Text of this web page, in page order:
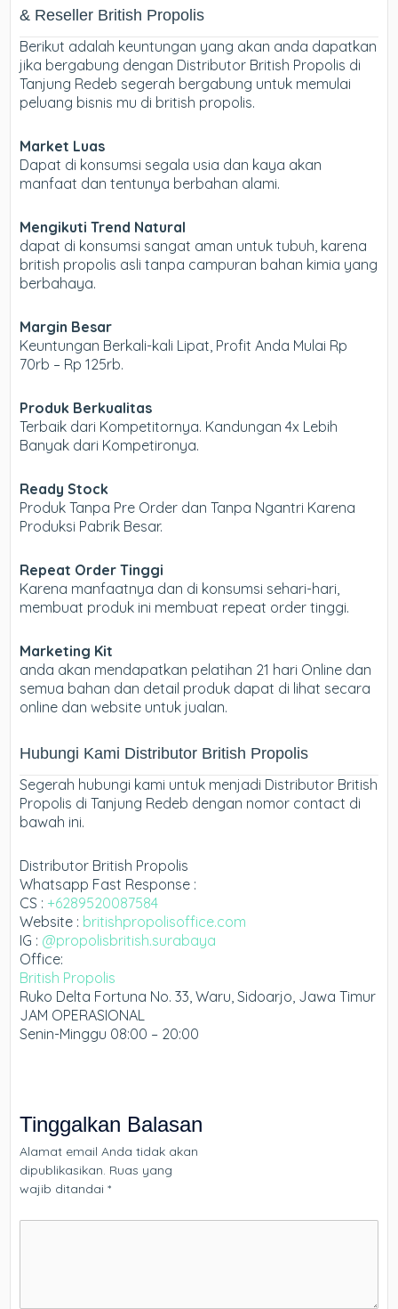
& Reseller British Propolis
Berikut adalah keuntungan yang akan anda dapatkan
jika bergabung dengan Distributor British Propolis di
Tanjung Redeb segerah bergabung untuk memulai
peluang bisnis mu di british propolis.
Market Luas
Dapat di konsumsi segala usia dan kaya akan
manfaat dan tentunya berbahan alami.
Mengikuti Trend Natural
dapat di konsumsi sangat aman untuk tubuh, karena
british propolis asli tanpa campuran bahan kimia yang
berbahaya.
Margin Besar
Keuntungan Berkali-kali Lipat, Profit Anda Mulai Rp
70rb – Rp 125rb.
Produk Berkualitas
Terbaik dari Kompetitornya. Kandungan 4x Lebih
Banyak dari Kompetironya.
Ready Stock
Produk Tanpa Pre Order dan Tanpa Ngantri Karena
Produksi Pabrik Besar.
Repeat Order Tinggi
Karena manfaatnya dan di konsumsi sehari-hari,
membuat produk ini membuat repeat order tinggi.
Marketing Kit
anda akan mendapatkan pelatihan 21 hari Online dan
semua bahan dan detail produk dapat di lihat secara
online dan website untuk jualan.
Hubungi Kami Distributor British Propolis
Segerah hubungi kami untuk menjadi Distributor British
Propolis di Tanjung Redeb dengan nomor contact di
bawah ini.
Distributor British Propolis
Whatsapp Fast Response :
CS : +6289520087584
Website : britishpropolisoffice.com
IG : @propolisbritish.surabaya
Office:
British Propolis
Ruko Delta Fortuna No. 33, Waru, Sidoarjo, Jawa Timur
JAM OPERASIONAL
Senin-Minggu 08:00 – 20:00
Tinggalkan Balasan
Alamat email Anda tidak akan
dipublikasikan. Ruas yang
wajib ditandai*